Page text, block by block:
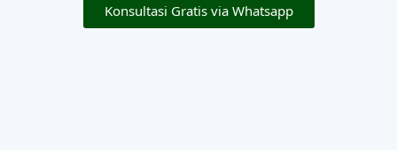
Konsultasi Gratis via Whatsapp